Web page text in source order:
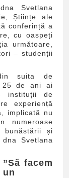
Svetlana
Științe ale
conferință a
cu oaspeți
următoare,
– studenții
suita de
25 de ani ai
instituții de
experiență
implicată nu
numeroase
bunăstării și
Svetlana
”Să facem
un